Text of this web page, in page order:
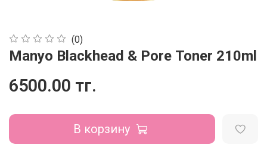
(0)
Manyo Blackhead & Pore Toner 210ml
6500.00 тг.
В корзину